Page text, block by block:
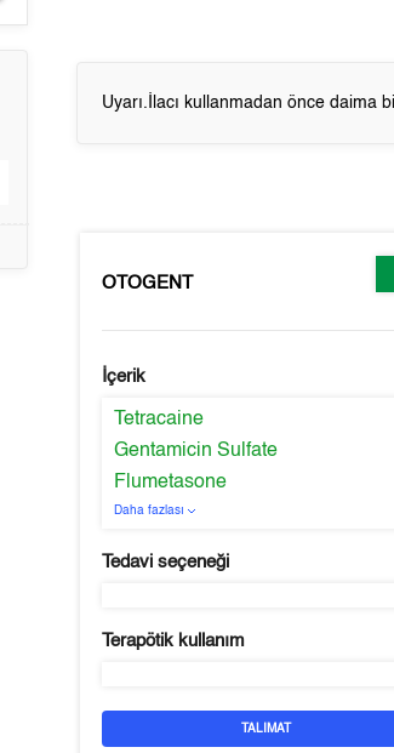
Uyarı.İlacı kullanmadan önce daima
OTOGENT
İçerik
Tetracaine
Gentamicin Sulfate
Flumetasone
Daha fazlası
Tedavi seçeneği
Terapötik kullanım
TALIMAT